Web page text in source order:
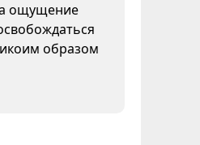
ощущение
образом